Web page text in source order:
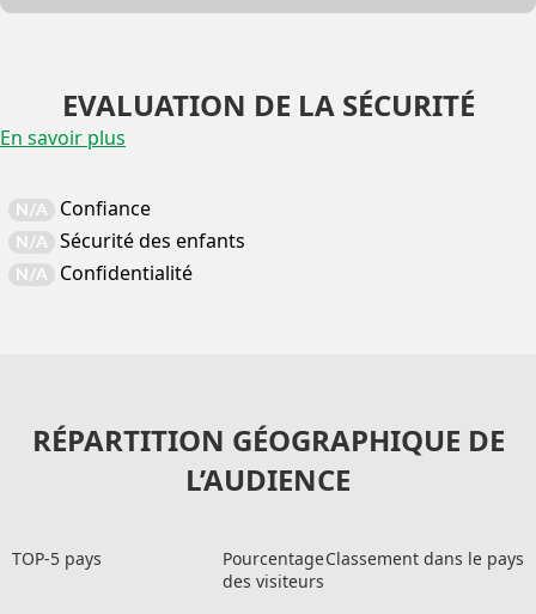
EVALUATION DE LA SÉCURITÉ
En savoir plus
N/A Confiance
N/A Sécurité des enfants
N/A Confidentialité
RÉPARTITION GÉOGRAPHIQUE DE
L’AUDIENCE
TOP-5 pays
Pourcentage
des visiteurs
Classement dans le pays